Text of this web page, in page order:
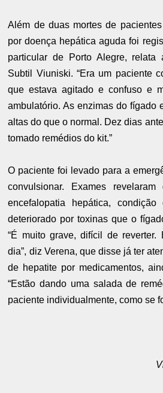
Além de duas mortes de
por doença hepática aguda foi
particular de Porto Alegre, relata
Subtil Viuniski. “Era um paciente
que estava agitado e confuso e
ambulatório. As enzimas do fígado
altas do que o normal. Dez dias
tomado remédios do kit.”
O paciente foi levado para a
convulsionar. Exames
encefalopatia hepática,
deteriorado por toxinas que o
“É muito grave, difícil de reverter.
dia”, diz Verena, que disse já ter
de hepatite por medicamentos,
“Estão dando uma salada de
paciente individualmente, como se